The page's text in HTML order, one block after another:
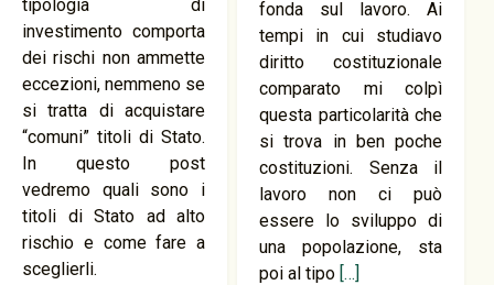
tipologia di
investimento comporta
dei rischi non ammette
eccezioni, nemmeno se
si tratta di acquistare
“comuni” titoli di Stato.
In questo post
vedremo quali sono i
titoli di Stato ad alto
rischio e come fare a
sceglierli.
fonda sul lavoro. Ai
tempi in cui studiavo
diritto costituzionale
comparato mi colpì
questa particolarità che
si trova in ben poche
costituzioni. Senza il
lavoro non ci può
essere lo sviluppo di
una popolazione, sta
poi al tipo […]